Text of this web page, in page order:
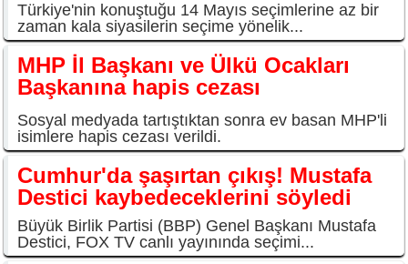
Türkiye'nin konuştuğu 14 Mayıs seçimlerine az bir
zaman kala siyasilerin seçime yönelik...
MHP İl Başkanı ve Ülkü Ocakları
Başkanına hapis cezası
Sosyal medyada tartıştıktan sonra ev basan MHP'li
isimlere hapis cezası verildi.
Cumhur'da şaşırtan çıkış! Mustafa
Destici kaybedeceklerini söyledi
Büyük Birlik Partisi (BBP) Genel Başkanı Mustafa
Destici, FOX TV canlı yayınında seçimi...